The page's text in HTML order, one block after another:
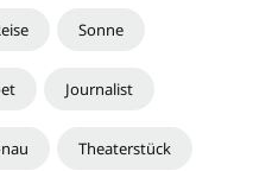
Sonne
Journalist
Theaterstück